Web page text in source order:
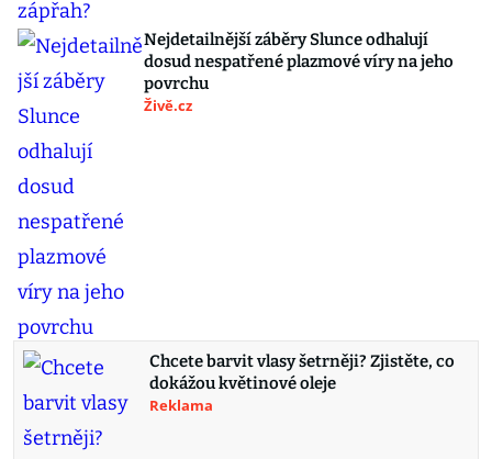
Nejdetailnější záběry Slunce odhalují
dosud nespatřené plazmové víry na jeho
povrchu
Živě.cz
Chcete barvit vlasy šetrněji? Zjistěte, co
dokážou květinové oleje
Reklama